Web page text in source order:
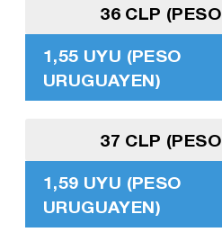
36 CLP
1,55 UYU (PESO
URUGUAYEN)
37 CLP
1,59 UYU (PESO
URUGUAYEN)